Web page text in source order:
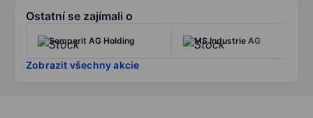
Ostatní se zajímali o
Semperit AG Holding MS Industrie AG
Zobrazit všechny akcie